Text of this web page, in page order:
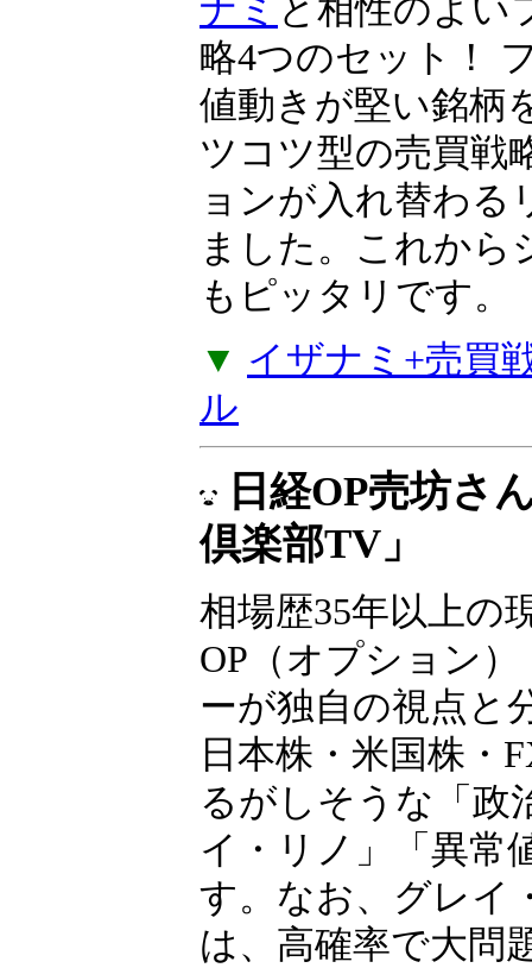
システムトレード
ナミと相性のよい
な売買戦略4つの
ルズから値動きが
戦略やコツコツ型
でポジションが入
が加わりました。
たい方にもピッタ
▼ イザナミ+売買
ル
日経OP売坊さ
倶楽部TV」
相場歴35年以上の
OP（オプション
ーが独自の視点と
日本株・米国株・
るがしそうな「政
イ・リノ」「異常